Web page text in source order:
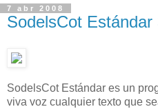
7 abr 2008
SodelsCot Estándar
SodelsCot Estándar es un
viva voz cualquier texto que